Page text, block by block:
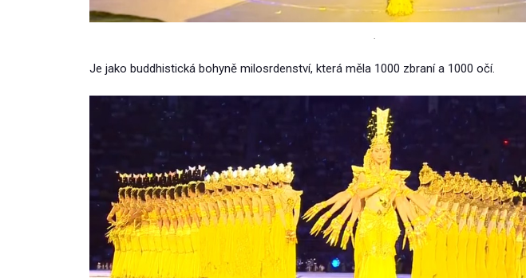
.
Je jako buddhistická bohyně milosrdenství, která měla 1000 zbraní a 1000 očí.